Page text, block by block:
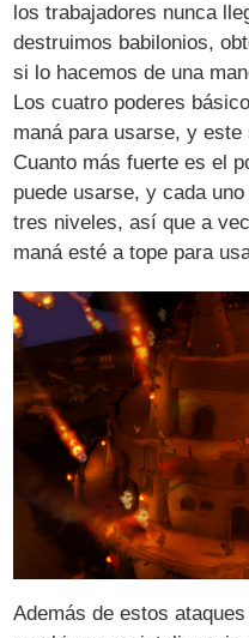
los trabajadores nunca
destruimos babilonios,
si lo hacemos de una
Los cuatro poderes
maná para usarse, y
Cuanto más fuerte es el
puede usarse, y cada
tres niveles, así que a
maná esté a tope para
Además de estos